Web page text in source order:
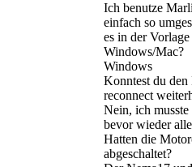
Ich benutze
einfach so
es in der
Windows/Mac?
Windows
Konntest du
reconnect
Nein, ich musste
bevor wieder
Hatten die
abgeschaltet?